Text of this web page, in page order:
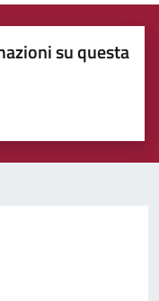
su questa